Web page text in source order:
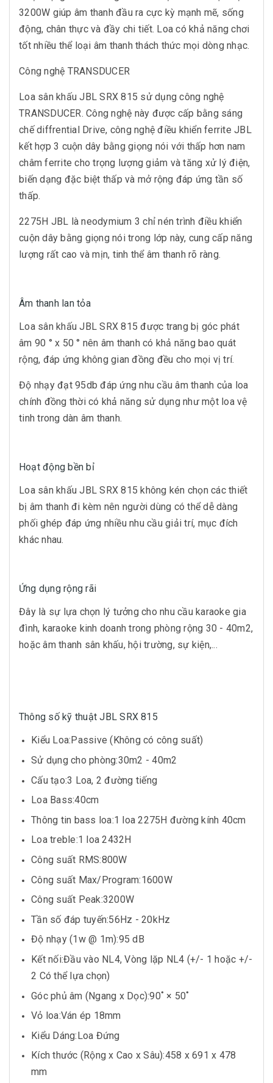
3200W giúp âm thanh đầu ra cực kỳ mạnh mẽ, sống
động, chân thực và đầy chi tiết. Loa có khả năng chơi
tốt nhiều thể loại âm thanh thách thức mọi dòng nhạc.
Công nghệ TRANSDUCER
Loa sân khấu JBL SRX 815 sử dụng công nghệ
TRANSDUCER. Công nghệ này được cấp bằng sáng
chế diffrential Drive, công nghệ điều khiển ferrite JBL
kết hợp 3 cuộn dây bằng giọng nói với thấp hơn nam
châm ferrite cho trọng lượng giảm và tăng xử lý điện,
biến dạng đặc biệt thấp và mở rộng đáp ứng tần số
thấp.
2275H JBL là neodymium 3 chỉ nén trình điều khiển
cuộn dây bằng giọng nói trong lớp này, cung cấp năng
lượng rất cao và mịn, tinh thể âm thanh rõ ràng.
Âm thanh lan tỏa
Loa sân khấu JBL SRX 815 được trang bị góc phát
âm 90 ° x 50 ° nên âm thanh có khả năng bao quát
rộng, đáp ứng không gian đồng đều cho mọi vị trí.
Độ nhạy đạt 95db đáp ứng nhu cầu âm thanh của loa
chính đồng thời có khả năng sử dụng như một loa vệ
tinh trong dàn âm thanh.
Hoạt động bền bỉ
Loa sân khấu JBL SRX 815 không kén chọn các thiết
bị âm thanh đi kèm nên người dùng có thể dễ dàng
phối ghép đáp ứng nhiều nhu cầu giải trí, mục đích
khác nhau.
Ứng dụng rộng rãi
Đây là sự lựa chọn lý tưởng cho nhu cầu karaoke gia
đình, karaoke kinh doanh trong phòng rộng 30 - 40m2,
hoặc âm thanh sân khấu, hội trường, sự kiện,...
Thông số kỹ thuật JBL SRX 815
Kiểu Loa:Passive (Không có công suất)
Sử dụng cho phòng:30m2 - 40m2
Cấu tạo:3 Loa, 2 đường tiếng
Loa Bass:40cm
Thông tin bass loa:1 loa 2275H đường kính 40cm
Loa treble:1 loa 2432H
Công suất RMS:800W
Công suất Max/Program:1600W
Công suất Peak:3200W
Tần số đáp tuyến:56Hz - 20kHz
Độ nhạy (1w @ 1m):95 dB
Kết nối:Đầu vào NL4, Vòng lặp NL4 (+/- 1 hoặc +/-
2 Có thể lựa chọn)
Góc phủ âm (Ngang x Dọc):90˚ × 50˚
Vỏ loa:Ván ép 18mm
Kiểu Dáng:Loa Đứng
Kích thước (Rộng x Cao x Sâu):458 x 691 x 478
mm